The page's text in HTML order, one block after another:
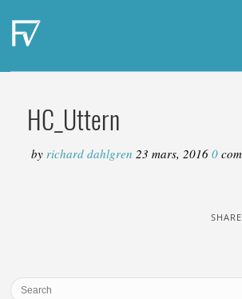
HC_Uttern
byrichard dahlgren23 mars, 2016 0
SHARE